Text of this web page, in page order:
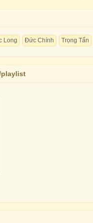
Long Đức Chính Trọng Tấn
playlist